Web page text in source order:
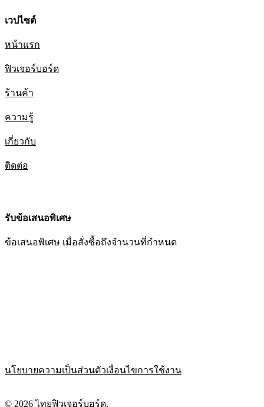
เวปไซต์
หน้าแรก
ฟิวเจอร์บอร์ด
ร้านค้า
ความรู้
เกี่ยวกับ
ติดต่อ
รับข้อเสนอพิเศษ
ข้อเสนอพิเศษ เมื่อสั่งซื้อถึงจำนวนที่กำหนด
© 2026 ไทยฟิวเจอร์บอร์ด.
นโยบายความเป็นส่วนตัวเงื่อนไขการใช้งาน